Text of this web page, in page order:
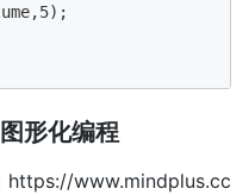
形化编程
https://www.mindplus.cc